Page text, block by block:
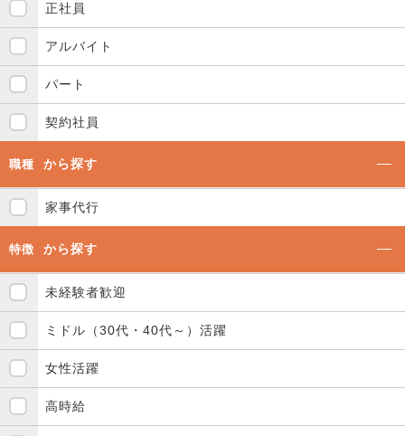
正社員
アルバイト
パート
契約社員
職種 から探す
家事代行
特徴 から探す
未経験者歓迎
ミドル（30代・40代～）活躍
女性活躍
高時給